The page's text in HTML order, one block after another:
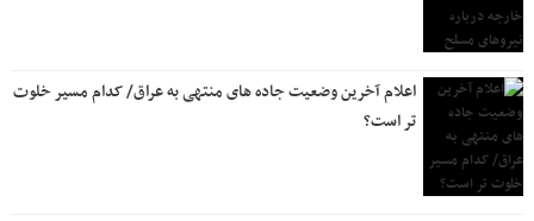
اعلام آخرین وضعیت جاده های منتهی به عراق/ کدام مسیر خلوت
تر است؟